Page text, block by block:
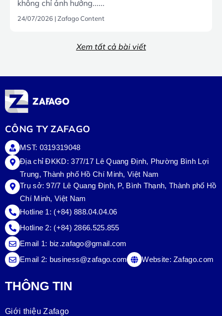
không chỉ ảnh hưởng......
24/07/2026 |Zafago Content
Xem tất cả bài viết
CÔNG TY ZAFAGO
MST: 0319319048
Địa chỉ ĐKKD: 377/17 Lê Quang Định, Phường Bình Lợi
Trung, Thành phố Hồ Chí Minh, Việt Nam
Trụ sở:97/7 Lê Quang Định, P, Bình Thạnh, Thành phố Hồ
Chí Minh, Việt Nam
Hotline 1: (+84) 888.04.04.06
Hotline 2: (+84) 2866.525.855
Email 1: biz.zafago@gmail.com
Email 2: business@zafago.com Website:Zafago.com
THÔNG TIN
Giới thiệu Zafago